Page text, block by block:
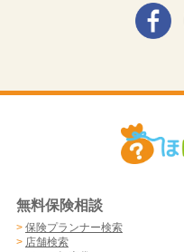
無料保険相談
> 保険プランナー検索
> 店舗検索